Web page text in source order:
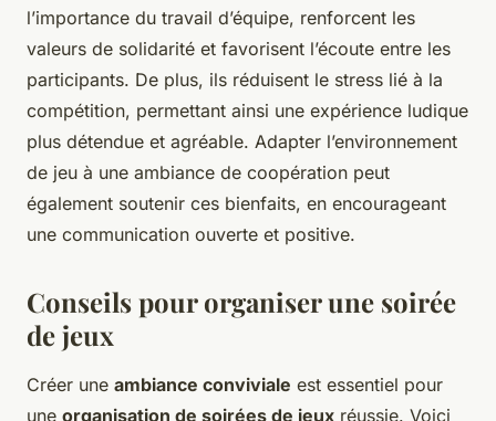
l’importance du travail d’équipe, renforcent les
valeurs de solidarité et favorisent l’écoute entre les
participants. De plus, ils réduisent le stress lié à la
compétition, permettant ainsi une expérience ludique
plus détendue et agréable. Adapter l’environnement
de jeu à une ambiance de coopération peut
également soutenir ces bienfaits, en encourageant
une communication ouverte et positive.
Conseils pour organiser une soirée
de jeux
Créer une ambiance conviviale est essentiel pour
une organisation de soirées de jeux réussie. Voici